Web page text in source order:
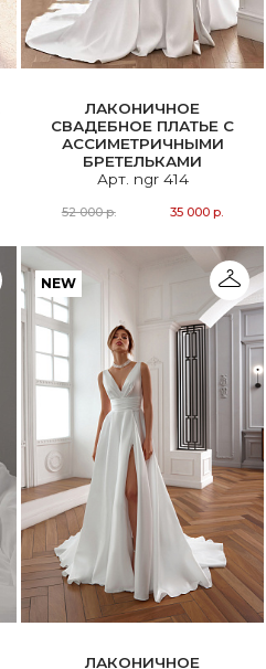
ЛАКОНИЧНОЕ
СВАДЕБНОЕ ПЛАТЬЕ С
АССИМЕТРИЧНЫМИ
БРЕТЕЛЬКАМИ
Арт. ngr 414
52 000 р. 35 000 р.
NEW
ЛАКОНИЧНОЕ